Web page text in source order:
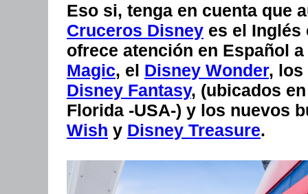
Eso si, tenga en cuenta que
Cruceros Disney es el
ofrece atención en Español
Magic, el Disney Wonder, los
Disney Fantasy, (ubicados
Florida -USA-) y los nuevos
Wish y Disney Treasure.